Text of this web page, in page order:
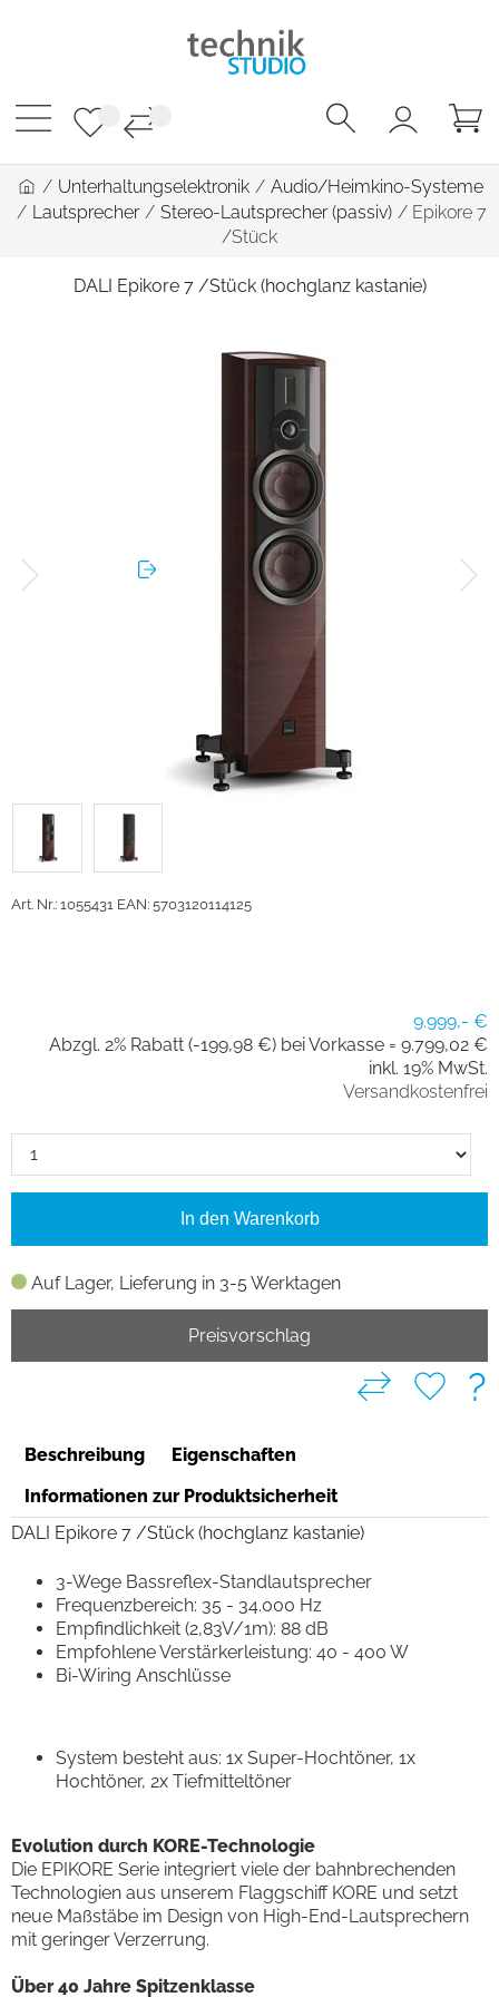
/ Unterhaltungselektronik / Audio/Heimkino-Systeme
/ Lautsprecher / Stereo-Lautsprecher (passiv) / Epikore 7
/Stück
DALI Epikore 7 /Stück (hochglanz kastanie)
Art. Nr.: 1055431 EAN: 5703120114125
9.999,- €
Abzgl. 2% Rabatt (-199,98 €) bei Vorkasse = 9.799,02 €
inkl. 19% MwSt.
Versandkostenfrei
Auf Lager, Lieferung in 3-5 Werktagen
In den Warenkorb
Preisvorschlag
?
Beschreibung
Eigenschaften
Informationen zur Produktsicherheit
DALI Epikore 7 /Stück (hochglanz kastanie)
3-Wege Bassreflex-Standlautsprecher
Frequenzbereich: 35 - 34.000 Hz
Empfindlichkeit (2,83V/1m): 88 dB
Empfohlene Verstärkerleistung: 40 - 400 W
Bi-Wiring Anschlüsse
System besteht aus: 1x Super-Hochtöner, 1x
Hochtöner, 2x Tiefmitteltöner
Evolution durch KORE-Technologie
Die EPIKORE Serie integriert viele der bahnbrechenden
Technologien aus unserem Flaggschiff KORE und setzt
neue Maßstäbe im Design von High-End-Lautsprechern
mit geringer Verzerrung.
Über 40 Jahre Spitzenklasse